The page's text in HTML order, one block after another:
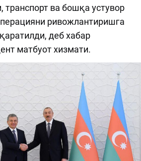
транспорт ва бошқа устувор
ривожлантиришга
деб хабар
матбуот хизмати.